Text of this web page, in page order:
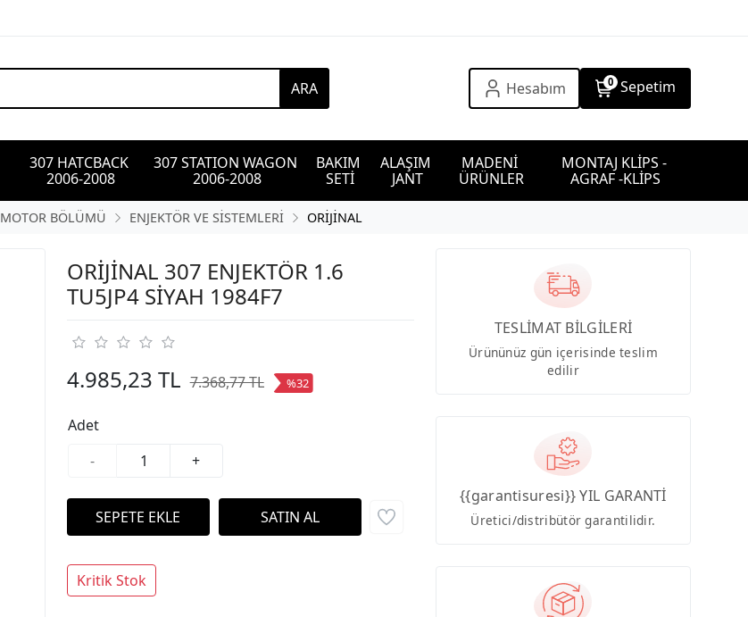
ARA Hesabım 0 Sepetim
307 HATCBACK
2006-2008
307 STATION WAGON
2006-2008
BAKIM
SETİ
ALAŞIM
JANT
MADENİ
ÜRÜNLER
MONTAJ KLİPS -
AGRAF -KLİPS
MOTOR BÖLÜMÜ ENJEKTÖR VE SİSTEMLERİ ORİJİNAL
ORİJİNAL 307 ENJEKTÖR 1.6
TU5JP4 SİYAH 1984F7
4.985,23 TL 7.368,77 TL %32
Adet
-
+
Kritik Stok
TESLİMAT BİLGİLERİ
Ürününüz gün içerisinde teslim
edilir
{{garantisuresi}} YIL GARANTİ
Üretici/distribütör garantilidir.